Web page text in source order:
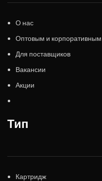
О нас
Оптовым и корпоративным
Для поставщиков
Вакансии
Акции
Тип
Картридж